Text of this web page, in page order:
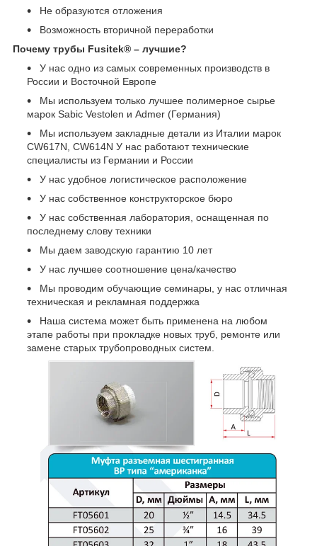
Не образуются отложения
Возможность вторичной переработки
Почему трубы Fusitek® – лучшие?
У нас одно из самых современных производств в
России и Восточной Европе
Мы используем только лучшее полимерное сырье
марок Sabic Vestolen и Admer (Германия)
Мы используем закладные детали из Италии марок
CW617N, CW614N У нас работают технические
специалисты из Германии и России
У нас удобное логистическое расположение
У нас собственное конструкторское бюро
У нас собственная лаборатория, оснащенная по
последнему слову техники
Мы даем заводскую гарантию 10 лет
У нас лучшее соотношение цена/качество
Мы проводим обучающие семинары, у нас отличная
техническая и рекламная поддержка
Наша система может быть применена на любом
этапе работы при прокладке новых труб, ремонте или
замене старых трубопроводных систем.